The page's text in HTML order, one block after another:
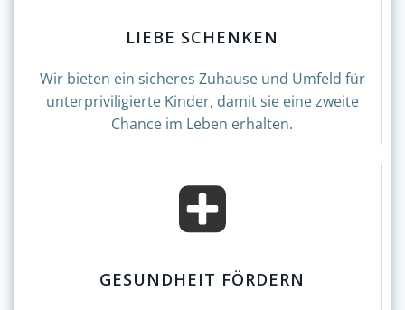
LIEBE SCHENKEN
Wir bieten ein sicheres Zuhause und Umfeld für
unterpriviligierte Kinder, damit sie eine zweite
Chance im Leben erhalten.
GESUNDHEIT FÖRDERN